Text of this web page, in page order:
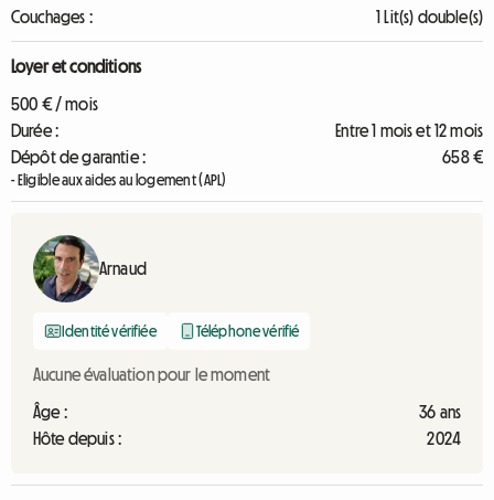
Couchages :
1 Lit(s) double(s)
Loyer et conditions
500 € / mois
Durée :
Entre 1 mois et 12 mois
Dépôt de garantie :
658 €
- Eligible aux aides au logement (APL)
Arnaud
Identité vérifiée Téléphone vérifié
Aucune évaluation pour le moment
Âge :
36 ans
Hôte depuis :
2024